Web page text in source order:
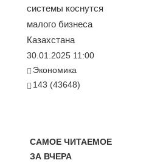
системы коснутся
малого бизнеса
Казахстана
30.01.2025 11:00
Экономика
143 (43648)
САМОЕ ЧИТАЕМОЕ
ЗА ВЧЕРА